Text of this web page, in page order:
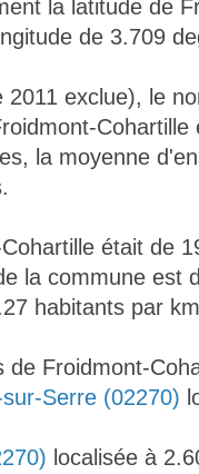
la latitude de
de 3.709
exclue), le
Cohartille
la moyenne
était de
la commune est
habitants par
de Froidmont-
Serre (02270)
localisée à